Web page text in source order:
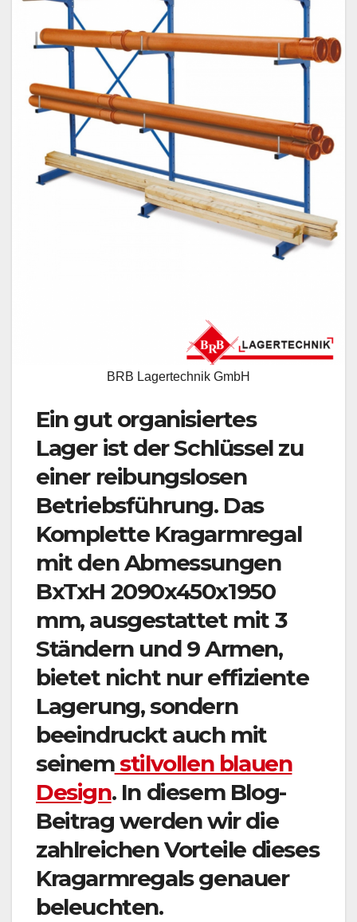
BRB Lagertechnik GmbH
Ein gut organisiertes
Lager ist der Schlüssel zu
einer reibungslosen
Betriebsführung. Das
Komplette Kragarmregal
mit den Abmessungen
BxTxH 2090x450x1950
mm, ausgestattet mit 3
Ständern und 9 Armen,
bietet nicht nur effiziente
Lagerung, sondern
beeindruckt auch mit
seinemstilvollen blauen
Design. In diesem Blog-
Beitrag werden wir die
zahlreichen Vorteile dieses
Kragarmregals genauer
beleuchten.